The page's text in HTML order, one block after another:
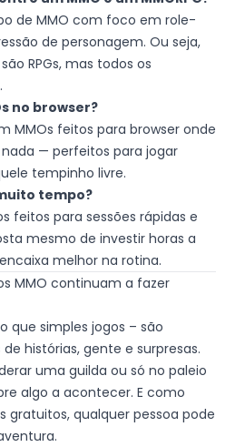
de MMO com foco em role-
de personagem. Ou seja,
RPGs, mas todos os
no browser?
MMOs feitos para browser onde
— perfeitos para jogar
tempinho livre.
tempo?
feitos para sessões rápidas e
mesmo de investir horas a
melhor na rotina.
MMO continuam a fazer
que simples jogos – são
histórias, gente e surpresas.
uma guilda ou só no paleio
algo a acontecer. E como
gratuitos, qualquer pessoa pode